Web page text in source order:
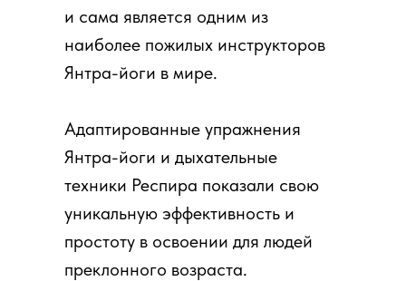
и сама является одним из
наиболее пожилых инструкторов
Янтра-йоги в мире.
Адаптированные упражнения
Янтра-йоги и дыхательные
техники Респира показали свою
уникальную эффективность и
простоту в освоении для людей
преклонного возраста.